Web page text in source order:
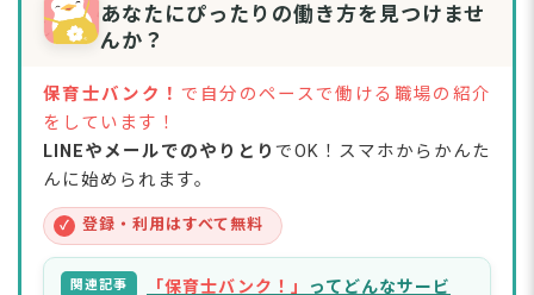
インボイス制度への対応
国民健康保険・国民年金への切り替え
Q. フリーランス保育士でも自分の子どもを保育園に入
所できますか？
Q. 保育士経験が浅くてもフリーランスになれる？
Q. フリーランス保育士は自分の子どもの保育料を経費
Q. フリーランス保育士に向いている人はどんな人？
Q. フリーランスになったあと、やっぱり正社員に戻れ
る？
あなたにぴったりの働き方を見つけませ
んか？
保育士バンク！ で自分のペースで働ける職場の紹介
をしています！
LINEやメールでのやりとり でOK！スマホからかんた
んに始められます。
✓ 登録・利用はすべて無料
関連記事 「保育士バンク！」
ってどんなサービ